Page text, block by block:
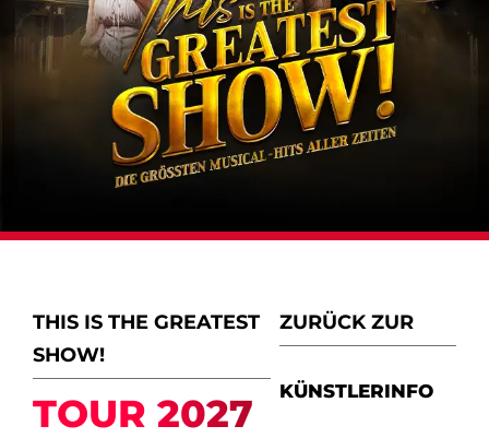
THIS IS THE GREATEST
SHOW!
TOUR 2027
ZURÜCK ZUR
KÜNSTLERINFO